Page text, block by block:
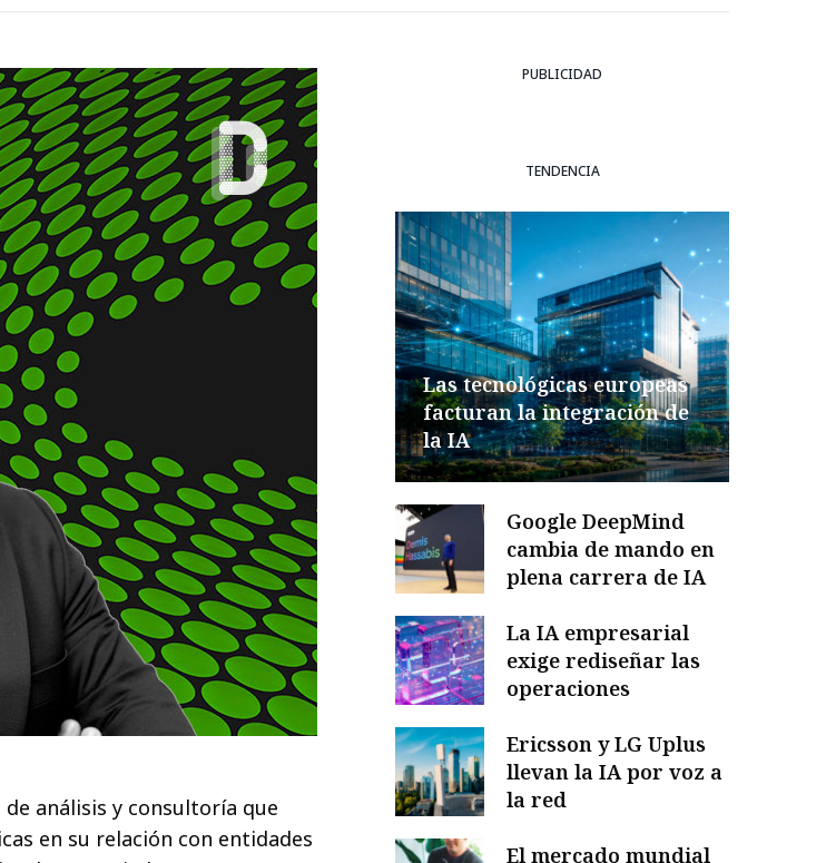
análisis y consultoría que
en su relación con entidades
PUBLICIDAD
TENDENCIA
Las tecnológicas europeas
facturan la integración de
la IA
Google DeepMind
cambia de mando en
plena carrera de IA
La IA empresarial
exige rediseñar las
operaciones
Ericsson y LG Uplus
llevan la IA por voz a
la red
El mercado mundial